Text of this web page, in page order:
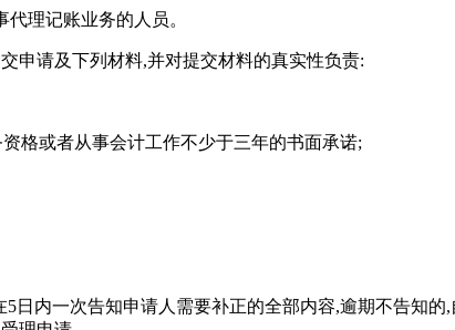
理记账业务的人员。
申请及下列材料,并对提交材料的真实性负责:
格或者从事会计工作不少于三年的书面承诺;
日内一次告知申请人需要补正的全部内容,逾期不告知